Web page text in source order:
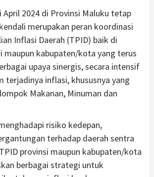
April 2024 di Provinsi Maluku tetap
merupakan peran koordinasi
Inflasi Daerah (TPID) baik di
maupun kabupaten/kota yang terus
upaya sinergis, secara intensif
terjadinya inflasi, khususnya yang
Makanan, Minuman dan
risiko kedepan,
terhadap daerah sentra
provinsi maupun kabupaten/kota
berbagai strategi untuk